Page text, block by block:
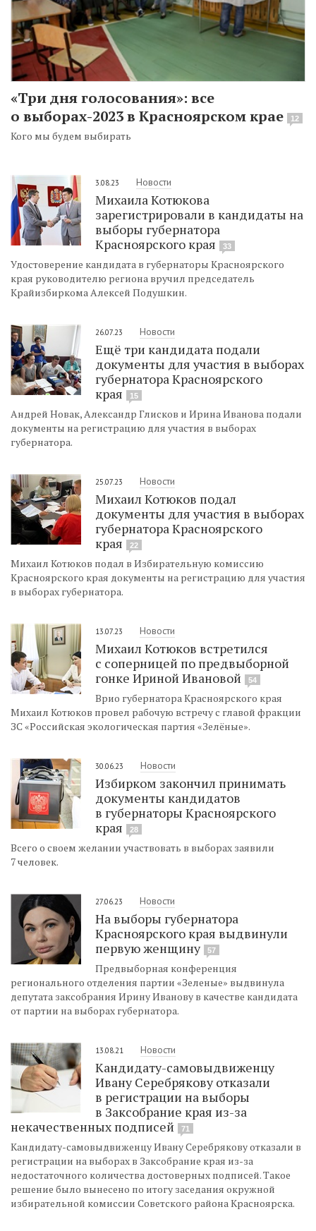
«Три дня голосования»: все
о выборах-2023 в Красноярском крае
12
Кого мы будем выбирать
3.08.23 Новости
Михаила Котюкова
зарегистрировали в кандидаты на
выборы губернатора
Красноярского края
33
Удостоверение кандидата в губернаторы Красноярского
края руководителю региона вручил председатель
Крайизбиркома Алексей Подушкин.
26.07.23 Новости
Ещё три кандидата подали
документы для участия в выборах
губернатора Красноярского
края
15
Андрей Новак, Александр Глисков и Ирина Иванова подали
документы на регистрацию для участия в выборах
губернатора.
25.07.23 Новости
Михаил Котюков подал
документы для участия в выборах
губернатора Красноярского
края
22
Михаил Котюков подал в Избирательную комиссию
Красноярского края документы на регистрацию для участия
в выборах губернатора.
13.07.23 Новости
Михаил Котюков встретился
с соперницей по предвыборной
гонке Ириной Ивановой
54
Врио губернатора Красноярского края
Михаил Котюков провел рабочую встречу с главой фракции
ЗС «Российская экологическая партия «Зелёные».
30.06.23 Новости
Избирком закончил принимать
документы кандидатов
в губернаторы Красноярского
края
28
Всего о своем желании участвовать в выборах заявили
7 человек.
27.06.23 Новости
На выборы губернатора
Красноярского края выдвинули
первую женщину
57
Предвыборная конференция
регионального отделения партии «Зеленые» выдвинула
депутата заксобрания Ирину Иванову в качестве кандидата
от партии на выборах губернатора.
13.08.21 Новости
Кандидату-самовыдвиженцу
Ивану Серебрякову отказали
в регистрации на выборы
в Заксобрание края из-за
некачественных подписей
71
Кандидату-самовыдвиженцу Ивану Серебрякову отказали в
регистрации на выборах в Заксобрание края из-за
недостаточного количества достоверных подписей. Такое
решение было вынесено по итогу заседания окружной
избирательной комиссии Советского района Красноярска.